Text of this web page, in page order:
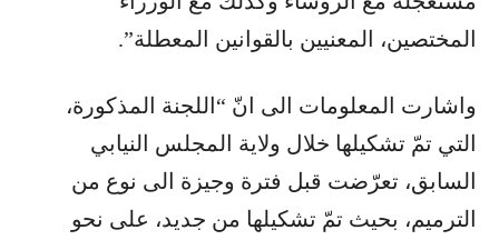
المختصين، المعنيين بالقوانين المعطلة”.
واشارت المعلومات الى انّ “اللجنة المذكورة،
التي تمّ تشكيلها خلال ولاية المجلس النيابي
السابق، تعرّضت قبل فترة وجيزة الى نوع من
الترميم، بحيث تمّ تشكيلها من جديد، على نحو